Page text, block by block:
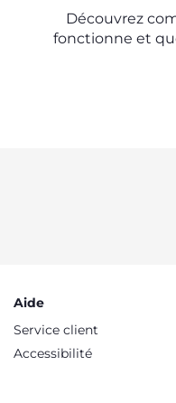
Découvrez
fonctionne et
Aide
Service client
Accessibilité